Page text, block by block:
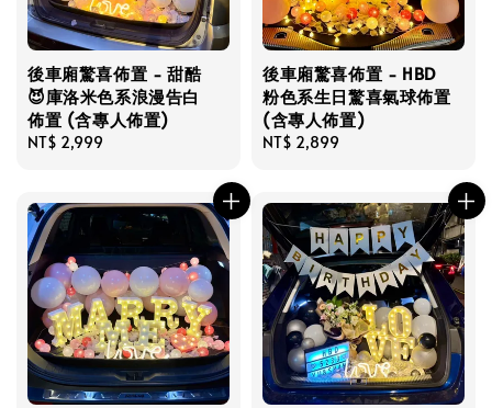
後車廂驚喜佈置 - 甜酷
😈庫洛米色系浪漫告白
佈置 (含專人佈置)
Regular
NT$ 2,999
後車廂驚喜佈置 - HBD
粉色系生日驚喜氣球佈置
(含專人佈置)
Regular
NT$ 2,899